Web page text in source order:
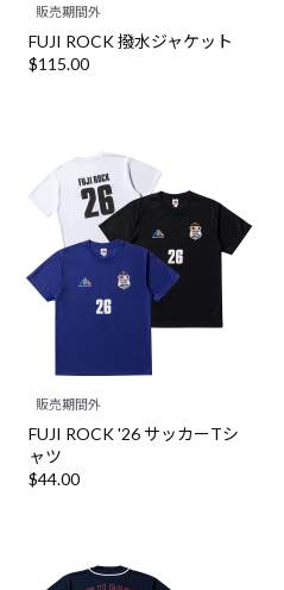
販売期間外
FUJI ROCK 撥水ジャケット
$‌115.00
販売期間外
FUJI ROCK '26 サッカーTシ
ャツ
$‌44.00